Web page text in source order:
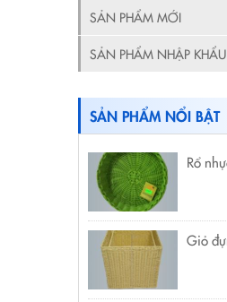
SẢN PHẨM MỚI
SẢN PHẨM NHẬP KHẨU
SẢN PHẨM NỔI BẬT
Rổ
Giỏ